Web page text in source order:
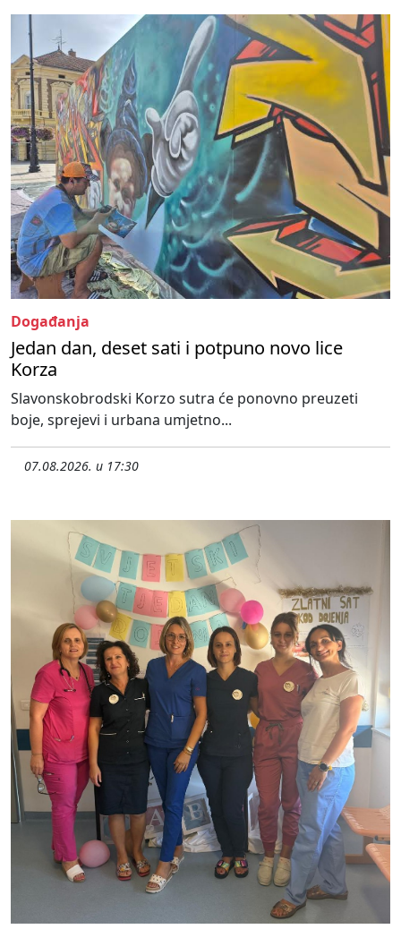
Događanja
Jedan dan, deset sati i potpuno novo lice
Korza
Slavonskobrodski Korzo sutra će ponovno preuzeti
boje, sprejevi i urbana umjetno...
07.08.2026. u 17:30